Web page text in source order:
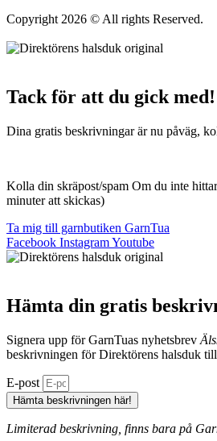
Copyright 2026 © All rights Reserved.
Tack för att du gick med!
Dina gratis beskrivningar är nu påväg,
Kolla din skräpost/spam Om du inte
minuter att skickas)
Ta mig till garnbutiken GarnTua
Facebook InstagramYoutube
Hämta din gratis
Signera upp för GarnTuas nyhetsbrev
beskrivningen för Direktörens halsduk
E-post
Hämta beskrivningen här!
Limiterad beskrivning, finns bara på